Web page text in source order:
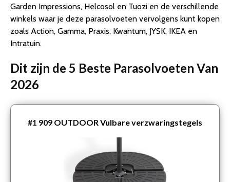
Garden Impressions, Helcosol en Tuozi en de verschillende
winkels waar je deze parasolvoeten vervolgens kunt kopen
zoals Action, Gamma, Praxis, Kwantum, JYSK, IKEA en
Intratuin.
Dit zijn de 5 Beste Parasolvoeten Van
2026
#1 909 OUTDOOR Vulbare verzwaringstegels